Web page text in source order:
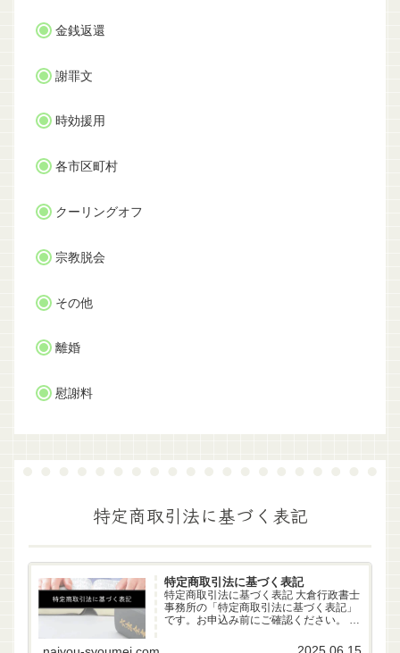
金銭返還
謝罪文
時効援用
各市区町村
クーリングオフ
宗教脱会
その他
離婚
慰謝料
特定商取引法に基づく表記
特定商取引法に基づく表記
特定商取引法に基づく表記 大倉行政書士
事務所の「特定商取引法に基づく表記」
です。お申込み前にご確認ください。 事
書士 大倉雄偉（第22261170号） 所在地